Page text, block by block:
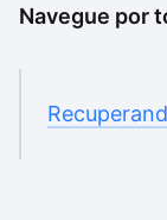
Navegue por